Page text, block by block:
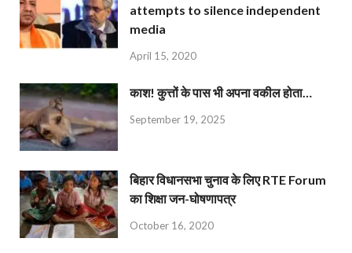
attempts to silence independent
media
April 15, 2020
काश! कुत्तों के पास भी अपना वकील होता…
September 19, 2025
बिहार विधानसभा चुनाव के लिए RTE Forum
का शिक्षा जन-घोषणापत्र
October 16, 2020